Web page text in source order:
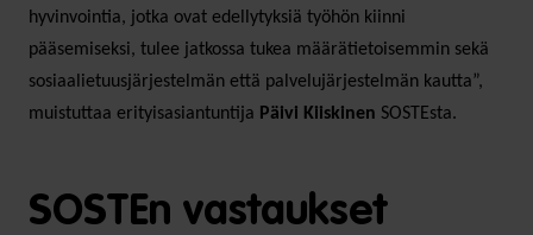
hyvinvointia, jotka ovat edellytyksiä työhön kiinni
pääsemiseksi, tulee jatkossa tukea määrätietoisemmin sekä
sosiaalietuusjärjestelmän että palvelujärjestelmän kautta”,
muistuttaa erityisasiantuntija Päivi Kiiskinen SOSTEsta.
SOSTEn vastaukset